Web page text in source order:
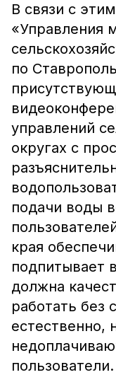
В связи с
«Управления
по
управлений
округах с
подачи воды
края
подпитывает
должна
работать без
естественно,
пользователи.